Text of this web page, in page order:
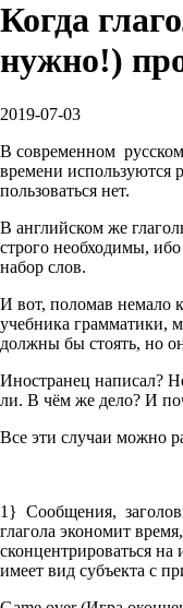
Когда
нужно!)
2019-07-03
В современном
времени используются
пользоваться нет.
В английском же
строго необходимы,
набор слов.
И вот, поломав немало
учебника грамматики,
должны бы стоять, но
Иностранец написал?
ли. В чём же дело? И
Все эти случаи можно
1} Сообщения,
глагола экономит
сконцентрироваться
имеет вид субъекта с